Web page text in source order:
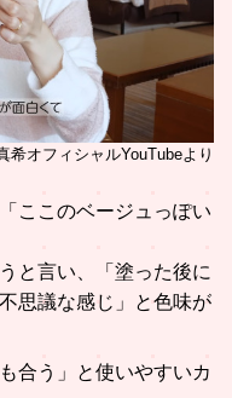
希オフィシャルYouTubeより
ここのベージュっぽい
と言い、「塗った後に
思議な感じ」と色味が
合う」と使いやすいカ